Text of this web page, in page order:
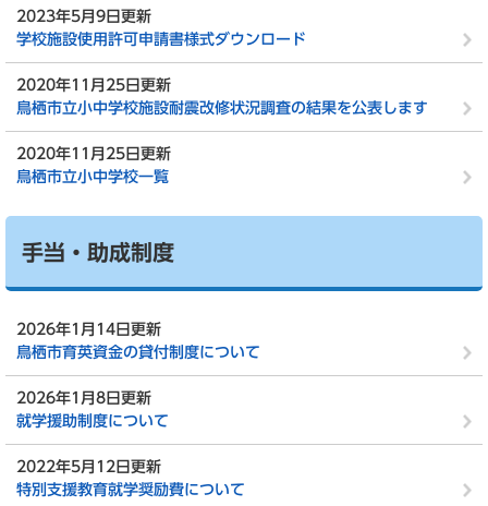
2023年5月9日更新
学校施設使用許可申請書様式ダウンロード
2020年11月25日更新
鳥栖市立小中学校施設耐震改修状況調査の結果を公表します
2020年11月25日更新
鳥栖市立小中学校一覧
手当・助成制度
2026年1月14日更新
鳥栖市育英資金の貸付制度について
2026年1月8日更新
就学援助制度について
2022年5月12日更新
特別支援教育就学奨励費について